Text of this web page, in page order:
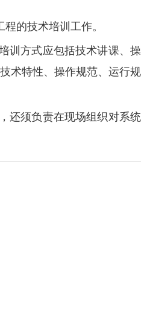
的技术培训工作。
训方式应包括技术讲课、操
术特性、操作规范、运行规
还须负责在现场组织对系统